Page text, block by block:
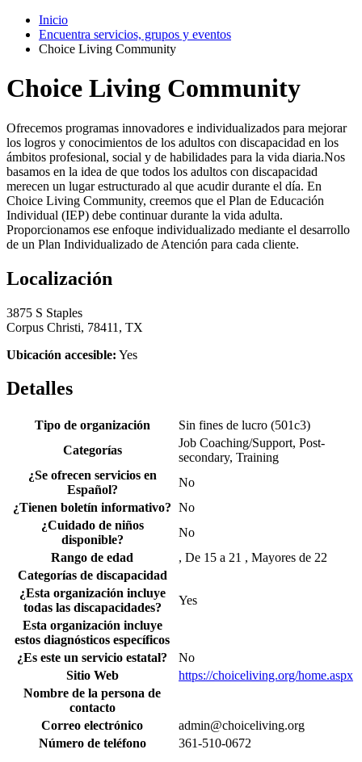
Inicio
Encuentra servicios, grupos y eventos
Choice Living Community
Choice Living Community
Ofrecemos programas innovadores e individualizados para mejorar
los logros y conocimientos de los adultos con discapacidad en los
ámbitos profesional, social y de habilidades para la vida diaria.Nos
basamos en la idea de que todos los adultos con discapacidad
merecen un lugar estructurado al que acudir durante el día. En
Choice Living Community, creemos que el Plan de Educación
Individual (IEP) debe continuar durante la vida adulta.
Proporcionamos ese enfoque individualizado mediante el desarrollo
de un Plan Individualizado de Atención para cada cliente.
Localización
3875 S Staples
Corpus Christi, 78411, TX
Ubicación accesible: Yes
Detalles
Tipo de organización
Sin fines de lucro (501c3)
Categorías
Job Coaching/Support, Post-
secondary, Training
¿Se ofrecen servicios en
Español?
No
¿Tienen boletín informativo? No
¿Cuidado de niños
disponible?
No
Rango de edad
, De 15 a 21 , Mayores de 22
Categorías de discapacidad
¿Esta organización incluye
todas las discapacidades?
Yes
Esta organización incluye
estos diagnósticos específicos
¿Es este un servicio estatal?
No
Sitio Web
https://choiceliving.org/home.aspx
Nombre de la persona de
contacto
Correo electrónico
admin@choiceliving.org
Número de teléfono
361-510-0672